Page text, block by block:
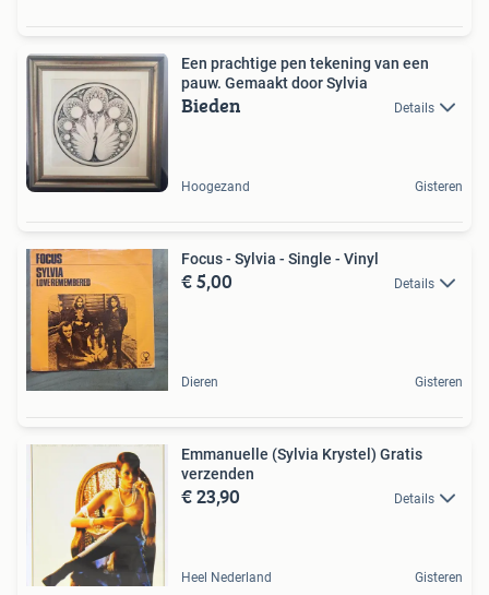
Een prachtige pen tekening van een
pauw. Gemaakt door Sylvia
Bieden Details
Hoogezand Gisteren
Focus - Sylvia - Single - Vinyl
€ 5,00 Details
Dieren Gisteren
Emmanuelle (Sylvia Krystel) Gratis
verzenden
€ 23,90 Details
Heel Nederland Gisteren